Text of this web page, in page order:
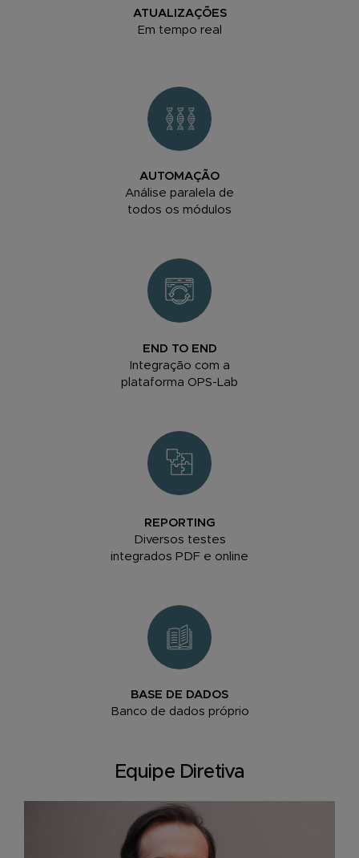
ATUALIZAÇÕES
Em tempo real
AUTOMAÇÃO
Análise paralela de
todos os módulos
END TO END
Integração com a
plataforma OPS-Lab
REPORTING
Diversos testes
integrados PDF e online
BASE DE DADOS
Banco de dados próprio
Equipe Diretiva